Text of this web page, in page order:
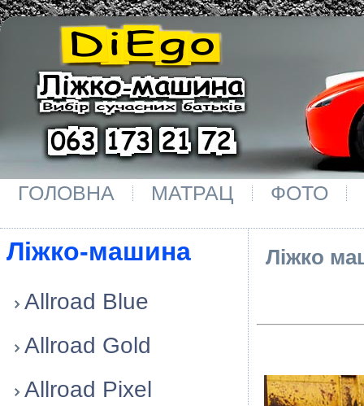
ГОЛОВНА МАТРАЦ ФОТО
Лiжко-машина
Allroad Blue
Allroad Gold
Allroad Pixel
Ліжко